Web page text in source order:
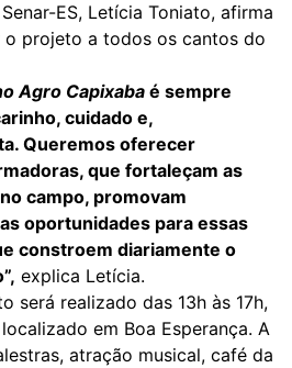
ES, Letícia Toniato, afirma
projeto a todos os cantos do
Agro Capixaba é sempre
cuidado e,
Queremos oferecer
que fortaleçam as
campo, promovam
oportunidades para essas
constroem diariamente o
explica Letícia.
será realizado das 13h às 17h,
em Boa Esperança. A
atração musical, café da